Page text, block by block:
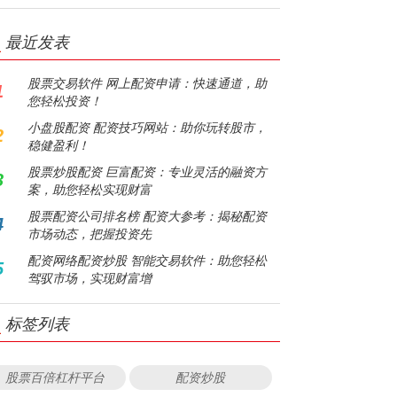
最近发表
股票交易软件 网上配资申请：快速通道，助
您轻松投资！
小盘股配资 配资技巧网站：助你玩转股市，
稳健盈利！
股票炒股配资 巨富配资：专业灵活的融资方
案，助您轻松实现财富
股票配资公司排名榜 配资大参考：揭秘配资
市场动态，把握投资先
配资网络配资炒股 智能交易软件：助您轻松
驾驭市场，实现财富增
标签列表
股票百倍杠杆平台 配资炒股